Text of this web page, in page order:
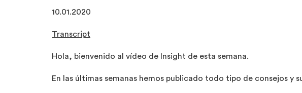
10.01.2020
Transcript
Hola, bienvenido al vídeo de Insight de esta semana.
En las últimas semanas hemos publicado todo tipo de consejos y